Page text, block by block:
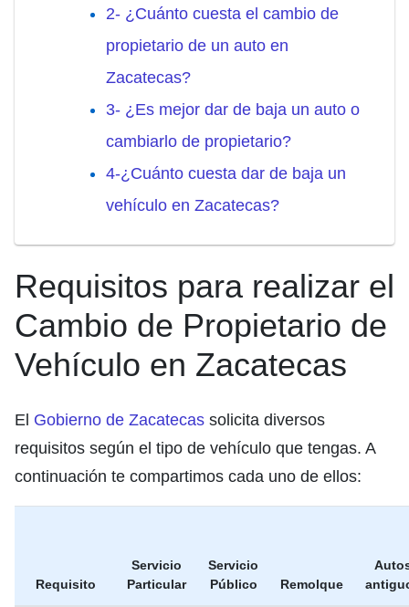
2- ¿Cuánto cuesta el cambio de
propietario de un auto en
Zacatecas?
3- ¿Es mejor dar de baja un auto o
cambiarlo de propietario?
4-¿Cuánto cuesta dar de baja un
vehículo en Zacatecas?
Requisitos para realizar el
Cambio de Propietario de
Vehículo en Zacatecas
El Gobierno de Zacatecas solicita diversos
requisitos según el tipo de vehículo que tengas. A
continuación te compartimos cada uno de ellos:
Requisito
Servicio
Particular
Servicio
Público
Remolque